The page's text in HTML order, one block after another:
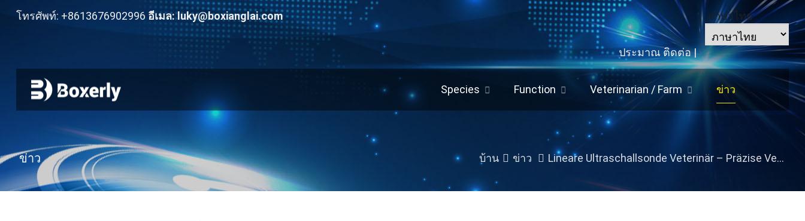
โทรศัพท์: +8613676902996 อีเมล:luky@boxianglai.com
ประมาณ ติดต่อ|
ภาษาไทย
Species Function Veterinarian / Farm ข่าว
ข่าว บ้าน ข่าว Lineare Ultraschallsonde Veterinär – Präzise Veterinärdiagnostik von Zhengzhou Boxianglai Electronic Sci-Tech Co.